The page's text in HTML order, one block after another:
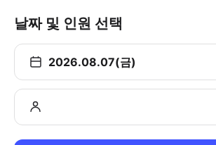
날짜 및 인원 선택
2026.08.07(금)